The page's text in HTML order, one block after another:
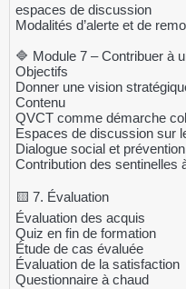
espaces de discussion
Modalités d’alerte et de
🔷 Module 7 – Contribuer à
Objectifs
Donner une vision
Contenu
QVCT comme démarche
Espaces de discussion sur
Dialogue social et prévention
Contribution des sentinelles
🟨 7. Évaluation
Évaluation des acquis
Quiz en fin de formation
Étude de cas évaluée
Évaluation de la satisfaction
Questionnaire à chaud